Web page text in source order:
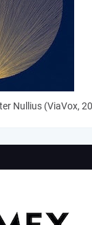
Nullius (ViaVox,